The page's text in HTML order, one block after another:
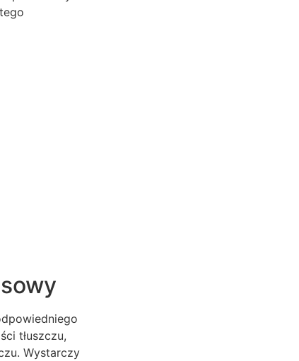
tłuszczu,
Wystarczy